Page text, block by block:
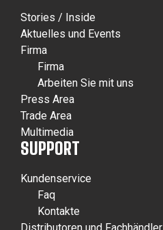
Stories / Inside
Aktuelles und Events
Firma
Firma
Arbeiten Sie mit uns
Press Area
Trade Area
Multimedia
SUPPORT
Kundenservice
Faq
Kontakte